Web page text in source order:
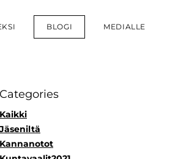
BLOGI MEDIALLE
Categories
Kaikki
Jäseniltä
Kannanotot